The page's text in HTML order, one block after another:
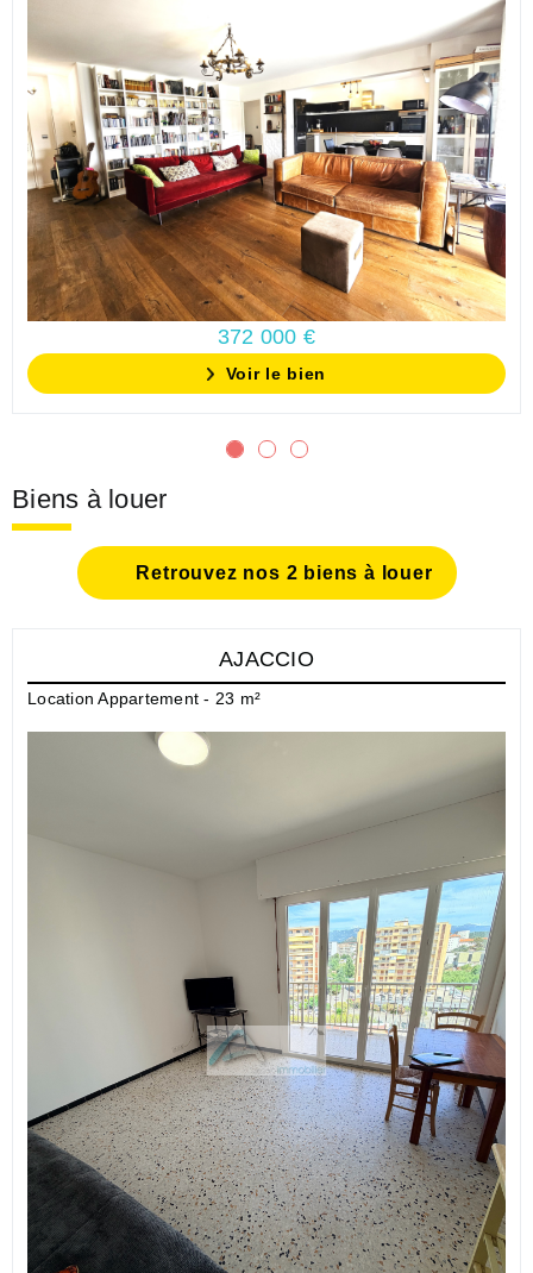
372 000 €
Voir le bien
Biens à louer
Retrouvez nos 2 biens à louer
AJACCIO
Location Appartement - 23 m²